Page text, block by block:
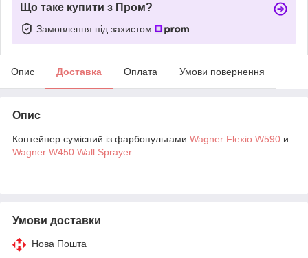
Що таке купити з Пром?
Замовлення під захистом
Опис Доставка Оплата Умови повернення
Опис
Контейнер сумісний із фарбопультами Wagner Flexio W590 и
Wagner W450 Wall Sprayer
Умови доставки
Нова Пошта